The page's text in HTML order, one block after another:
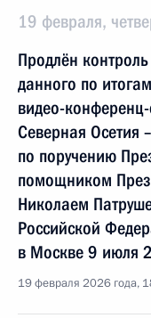
19 февраля,
Продлён
данного по
видео-
Северная Осетия
по поручению
помощником
Николаем
Российской
в Москве 9 июля
19 февраля 2026 года,